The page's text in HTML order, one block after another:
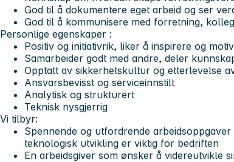
God til å dokumentere eget arbeid og ser
God til å kommunisere med forretning,
Personlige egenskaper :
Positiv og initiativrik, liker å inspirere og
Samarbeider godt med andre, deler
Opptatt av sikkerhetskultur og etterlevelse
Ansvarsbevisst og serviceinnstilt
Analytisk og strukturert
Teknisk nysgjerrig
Vi tilbyr:
Spennende og utfordrende
teknologisk utvikling er viktig for bedriften
En arbeidsgiver som ønsker å videreutvikle